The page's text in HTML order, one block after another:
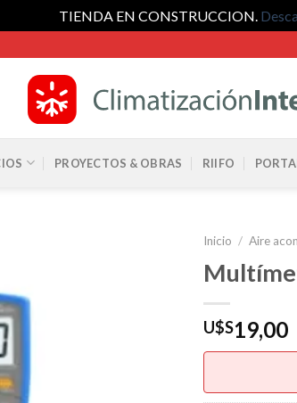
TIENDA EN CONSTRUCCION.
PROYECTOS & OBRAS RIIFO
Inicio / Aire
U$S19,00